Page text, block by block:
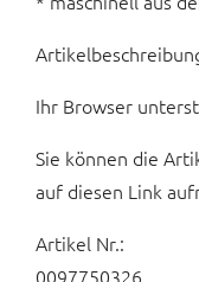
Ihr Browser
Sie können die
auf diesen Link
Artikel Nr.:
0097750326